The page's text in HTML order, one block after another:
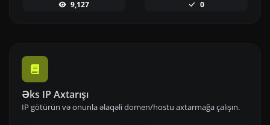
9,127 0
Əks IP Axtarışı
IP götürün və onunla əlaqəli domen/hostu axtarmağa çalışın.